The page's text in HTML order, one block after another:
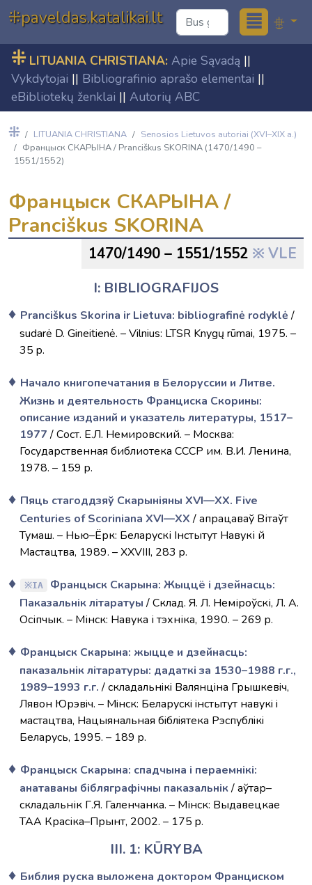
⁜paveldas.katalikai.lt ≣
⁜ LITUANIA CHRISTIANA: Apie Sąvadą ||
Vykdytojai || Bibliografinio aprašo elementai ||
eBibliotekų ženklai || Autorių ABC
⁜ LITUANIA CHRISTIANA
Senosios Lietuvos autoriai (XVI–XIX a.)
Францыск СКАРЫНА / Pranciškus SKORINA (1470/1490 –
1551/1552)
Францыск СКАРЫНА /
Pranciškus SKORINA
1470/1490 – 1551/1552 VLE
I: BIBLIOGRAFIJOS
Pranciškus Skorina ir Lietuva: bibliografinė rodyklė/
sudarė D. Gineitienė. – Vilnius: LTSR Knygų rūmai, 1975. –
35 p.
Начало книгопечатания в Белоруссии и Литве.
Жизнь и деятельность Франциска Скорины:
описание изданий и указатель литературы, 1517–
1977/ Сост. Е.Л. Немировский. – Москва:
Государственная библиотека СССР им. В.И. Ленина,
1978. – 159 p.
Пяць стагоддзяў Скарыніяны XVI—XX. Five
Centuries of Scoriniana XVI—XX/ апрацаваў Вітаўт
Тумаш. – Нью–Ёрк: Беларускі Інстытут Навукі й
Мастацтва, 1989. – XXVIII, 283 p.
IA
Францыск Скарына: Жыццё і дзейнасць:
Паказальнік літаратуы/ Склад. Я. Л. Неміроўскі, Л. А.
Осіпчык. – Мінск: Навука і тэхніка, 1990. – 269 p.
Францыск Скарына: жыцце и дзейнасць:
паказальнiк лiтаратуры: дадаткi за 1530–1988 г.г.,
1989–1993 г.г./ cкладальнiкi Валянцiна Грышкевiч,
Лявон Юрэвiч. – Мiнск: Беларускi iнстытут навукi i
мастацтва, Нацыянальная бiблiятека Рэспублiкi
Беларусь, 1995. – 189 p.
Францыск Скарына: спадчына і пераемнікі:
анатаваны бібляграфічны паказальнік/ аўтар–
складальнік Г.Я. Галенчанка. – Мінск: Выдавецкае
ТАА Красіка–Прынт, 2002. – 175 p.
III. 1: KŪRYBA
Библия руска выложена доктором Франциском